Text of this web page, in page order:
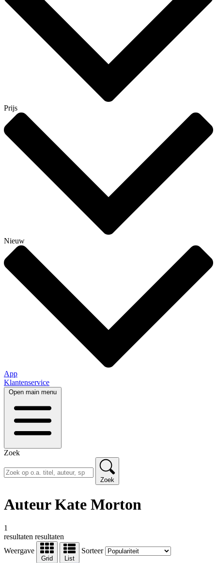
Prijs
Nieuw
App
Klantenservice
Open main menu
Zoek
Zoek
Auteur Kate Morton
1
resultaten resultaten
Weergave
Grid List
Sorteer